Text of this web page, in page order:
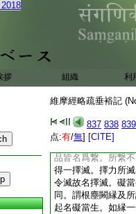
拶 組織 利
維摩經略疏垂裕記
837 838 839
点:有/無] [CITE]
名佛爲人中大龍也
釋門。十一淨解。
體。意云前文已作
有爲無爲名者。以
疏云。又從須陀洹
所得斷名無爲。無
彼也。數縁非數縁
倶舍頌云。此中空
當生。別得非擇滅
無礙爲性也。非謂
擇滅離繋者隨繋事
品皆名爲繋。所繋
得一擇滅。擇力所
令滅故名擇滅。礙
同。謂根塵闕縁及
起名礙當生。如縁